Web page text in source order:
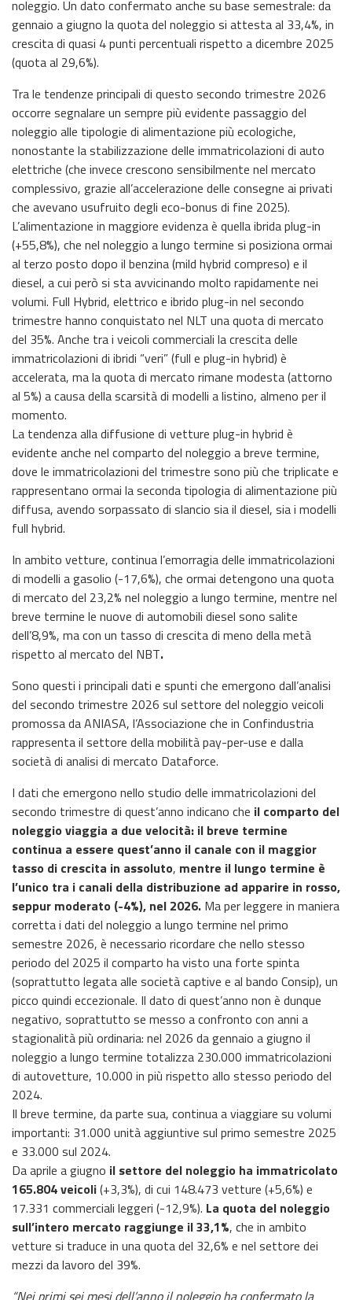
noleggio. Un dato confermato anche su base semestrale: da
gennaio a giugno la quota del noleggio si attesta al 33,4%, in
crescita di quasi 4 punti percentuali rispetto a dicembre 2025
(quota al 29,6%).
Tra le tendenze principali di questo secondo trimestre 2026
occorre segnalare un sempre più evidente passaggio del
noleggio alle tipologie di alimentazione più ecologiche,
nonostante la stabilizzazione delle immatricolazioni di auto
elettriche (che invece crescono sensibilmente nel mercato
complessivo, grazie all’accelerazione delle consegne ai privati
che avevano usufruito degli eco-bonus di fine 2025).
L’alimentazione in maggiore evidenza è quella ibrida plug-in
(+55,8%), che nel noleggio a lungo termine si posiziona ormai
al terzo posto dopo il benzina (mild hybrid compreso) e il
diesel, a cui però si sta avvicinando molto rapidamente nei
volumi. Full Hybrid, elettrico e ibrido plug-in nel secondo
trimestre hanno conquistato nel NLT una quota di mercato
del 35%. Anche tra i veicoli commerciali la crescita delle
immatricolazioni di ibridi “veri” (full e plug-in hybrid) è
accelerata, ma la quota di mercato rimane modesta (attorno
al 5%) a causa della scarsità di modelli a listino, almeno per il
momento.
La tendenza alla diffusione di vetture plug-in hybrid è
evidente anche nel comparto del noleggio a breve termine,
dove le immatricolazioni del trimestre sono più che triplicate e
rappresentano ormai la seconda tipologia di alimentazione più
diffusa, avendo sorpassato di slancio sia il diesel, sia i modelli
full hybrid.
In ambito vetture, continua l’emorragia delle immatricolazioni
di modelli a gasolio (-17,6%), che ormai detengono una quota
di mercato del 23,2% nel noleggio a lungo termine, mentre nel
breve termine le nuove di automobili diesel sono salite
dell’8,9%, ma con un tasso di crescita di meno della metà
rispetto al mercato del NBT.
Sono questi i principali dati e spunti che emergono dall’analisi
del secondo trimestre 2026 sul settore del noleggio veicoli
promossa da ANIASA, l’Associazione che in Confindustria
rappresenta il settore della mobilità pay-per-use e dalla
società di analisi di mercato Dataforce.
I dati che emergono nello studio delle immatricolazioni del
secondo trimestre di quest’anno indicano che il comparto del
noleggio viaggia a due velocità: il breve termine
continua a essere quest’anno il canale con il maggior
tasso di crescita in assoluto, mentre il lungo termine è
l’unico tra i canali della distribuzione ad apparire in rosso,
seppur moderato (-4%), nel 2026. Ma per leggere in maniera
corretta i dati del noleggio a lungo termine nel primo
semestre 2026, è necessario ricordare che nello stesso
periodo del 2025 il comparto ha visto una forte spinta
(soprattutto legata alle società captive e al bando Consip), un
picco quindi eccezionale. Il dato di quest’anno non è dunque
negativo, soprattutto se messo a confronto con anni a
stagionalità più ordinaria: nel 2026 da gennaio a giugno il
noleggio a lungo termine totalizza 230.000 immatricolazioni
di autovetture, 10.000 in più rispetto allo stesso periodo del
2024.
Il breve termine, da parte sua, continua a viaggiare su volumi
importanti: 31.000 unità aggiuntive sul primo semestre 2025
e 33.000 sul 2024.
Da aprile a giugno il settore del noleggio ha immatricolato
165.804 veicoli(+3,3%), di cui 148.473 vetture (+5,6%) e
17.331 commerciali leggeri (-12,9%). La quota del noleggio
sull’intero mercato raggiunge il 33,1%, che in ambito
vetture si traduce in una quota del 32,6% e nel settore dei
mezzi da lavoro del 39%.